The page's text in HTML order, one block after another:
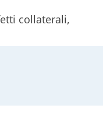
collaterali,